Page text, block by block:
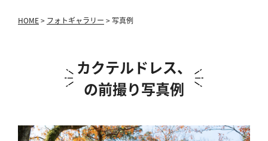
HOME> フォトギャラリー > 写真例
カクテルドレス、
の前撮り写真例